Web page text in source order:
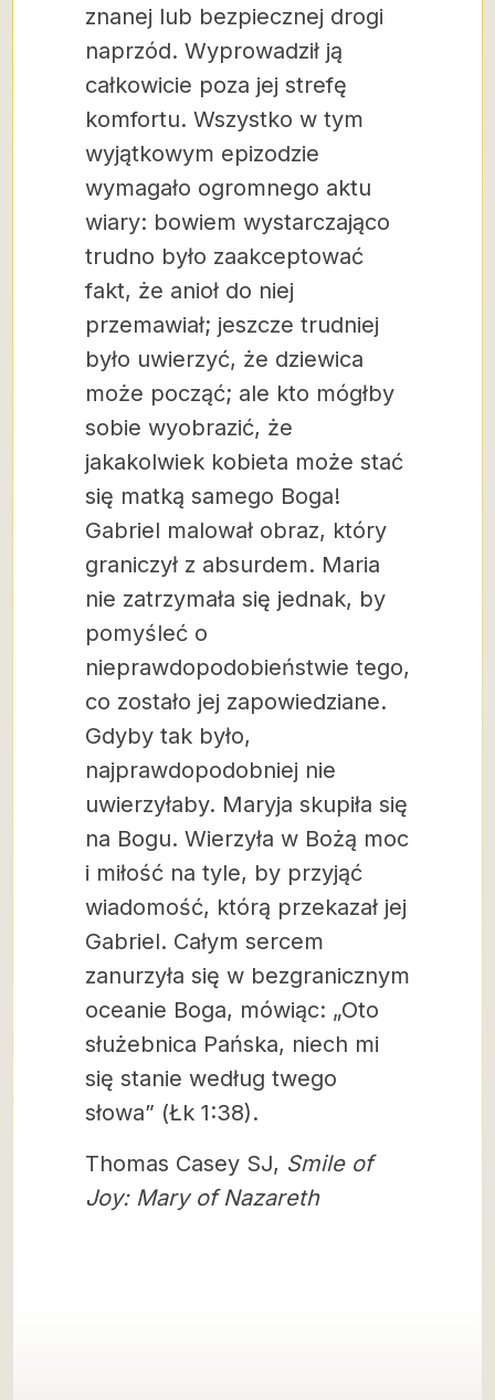
znanej lub bezpiecznej drogi
naprzód. Wyprowadził ją
całkowicie poza jej strefę
komfortu. Wszystko w tym
wyjątkowym epizodzie
wymagało ogromnego aktu
wiary: bowiem wystarczająco
trudno było zaakceptować
fakt, że anioł do niej
przemawiał; jeszcze trudniej
było uwierzyć, że dziewica
może począć; ale kto mógłby
sobie wyobrazić, że
jakakolwiek kobieta może stać
się matką samego Boga!
Gabriel malował obraz, który
graniczył z absurdem. Maria
nie zatrzymała się jednak, by
pomyśleć o
nieprawdopodobieństwie tego,
co zostało jej zapowiedziane.
Gdyby tak było,
najprawdopodobniej nie
uwierzyłaby. Maryja skupiła się
na Bogu. Wierzyła w Bożą moc
i miłość na tyle, by przyjąć
wiadomość, którą przekazał jej
Gabriel. Całym sercem
zanurzyła się w bezgranicznym
oceanie Boga, mówiąc: „Oto
służebnica Pańska, niech mi
się stanie według twego
słowa” (Łk 1:38).
Thomas Casey SJ, Smile of
Joy: Mary of Nazareth